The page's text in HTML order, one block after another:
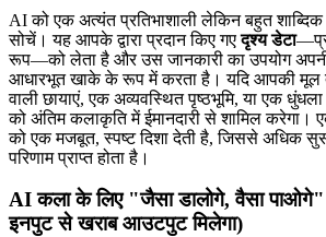
AI को एक अत्यंत प्रतिभाशाली लेकिन बहुत
सोचें। यह आपके द्वारा प्रदान किए गएदृश्य डेटा
रूप—को लेता है और उस जानकारी का उपयोग
आधारभूत खाके के रूप में करता है। यदि आपकी मूल
वाली छायाएं, एक अव्यवस्थित पृष्ठभूमि, या एक
को अंतिम कलाकृति में ईमानदारी से शामिल करेगा।
को एक मजबूत, स्पष्ट दिशा देती है, जिससे अधिक
परिणाम प्राप्त होता है।
AI कला के लिए "जैसा डालोगे, वैसा पाओगे"
इनपुट से खराब आउटपुट मिलेगा)